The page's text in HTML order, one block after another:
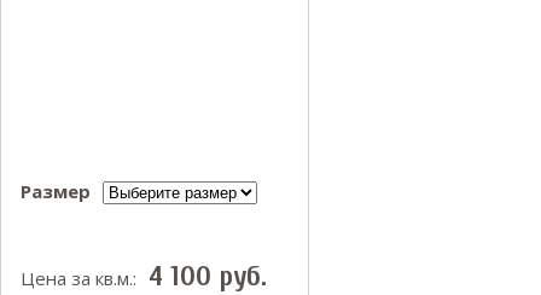
Размер
Цена за кв.м.: 4 100 руб.